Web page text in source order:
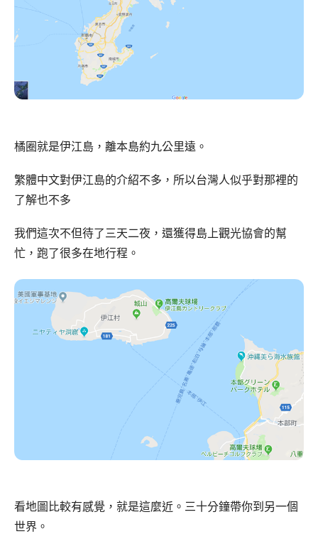
橘圈就是伊江島，離本島約九公里遠。
繁體中文對伊江島的介紹不多，所以台灣人似乎對那裡的
了解也不多
我們這次不但待了三天二夜，還獲得島上觀光協會的幫
忙，跑了很多在地行程。
看地圖比較有感覺，就是這麼近。三十分鐘帶你到另一個
世界。